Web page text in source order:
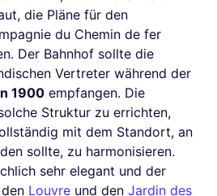
die Pläne für den
du Chemin de fer
Der Bahnhof sollte die
Vertreter während der
1900 empfangen. Die
Struktur zu errichten,
mit dem Standort, an
sollte, zu harmonisieren.
sehr elegant und der
Louvre und den Jardin des